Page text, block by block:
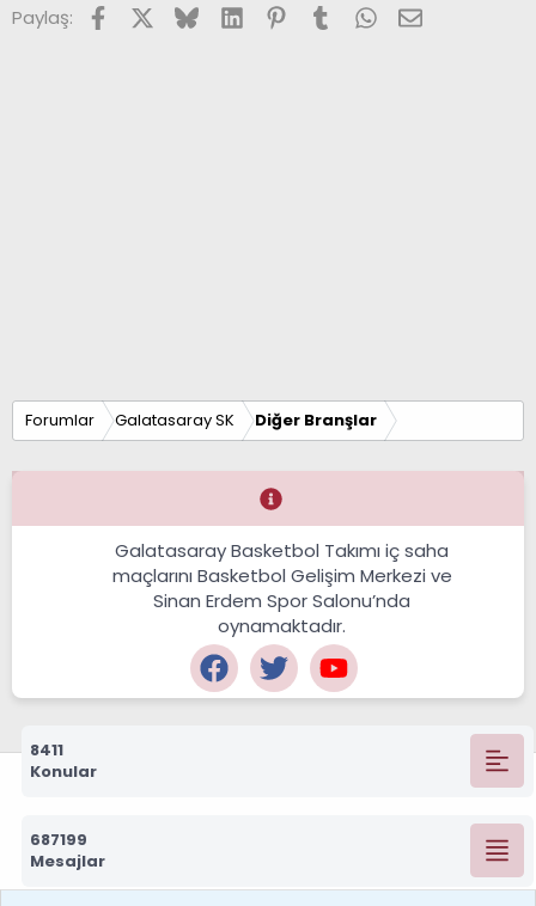
r
Paylaş: FacebookX (Twitter)
BlueskyLinkedInPinterest
TumblrWhatsApp
E-posta
Forumlar Galatasaray SK Diğer Branşlar
Galatasaray Basketbol Takımı iç saha
maçlarını Basketbol Gelişim Merkezi ve
Sinan Erdem Spor Salonu’nda
oynamaktadır.
8411
Konular
687199
Mesajlar